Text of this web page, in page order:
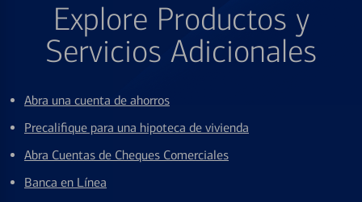
Explore Productos y
Servicios Adicionales
Abra una cuenta de ahorros
Precalifique para una hipoteca de vivienda
Abra Cuentas de Cheques Comerciales
Banca en Línea